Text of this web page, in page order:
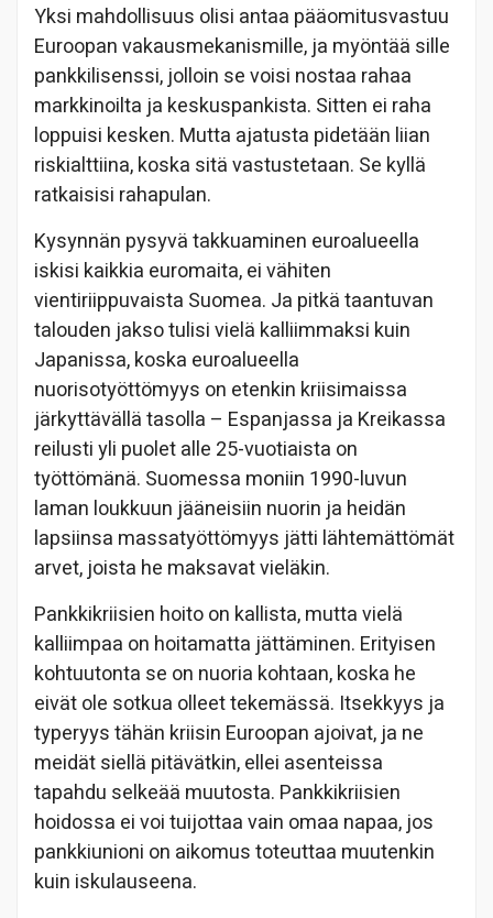
Yksi mahdollisuus olisi antaa pääomitusvastuu
Euroopan vakausmekanismille, ja myöntää sille
pankkilisenssi, jolloin se voisi nostaa rahaa
markkinoilta ja keskuspankista. Sitten ei raha
loppuisi kesken. Mutta ajatusta pidetään liian
riskialttiina, koska sitä vastustetaan. Se kyllä
ratkaisisi rahapulan.
Kysynnän pysyvä takkuaminen euroalueella
iskisi kaikkia euromaita, ei vähiten
vientiriippuvaista Suomea. Ja pitkä taantuvan
talouden jakso tulisi vielä kalliimmaksi kuin
Japanissa, koska euroalueella
nuorisotyöttömyys on etenkin kriisimaissa
järkyttävällä tasolla – Espanjassa ja Kreikassa
reilusti yli puolet alle 25-vuotiaista on
työttömänä. Suomessa moniin 1990-luvun
laman loukkuun jääneisiin nuorin ja heidän
lapsiinsa massatyöttömyys jätti lähtemättömät
arvet, joista he maksavat vieläkin.
Pankkikriisien hoito on kallista, mutta vielä
kalliimpaa on hoitamatta jättäminen. Erityisen
kohtuutonta se on nuoria kohtaan, koska he
eivät ole sotkua olleet tekemässä. Itsekkyys ja
typeryys tähän kriisin Euroopan ajoivat, ja ne
meidät siellä pitävätkin, ellei asenteissa
tapahdu selkeää muutosta. Pankkikriisien
hoidossa ei voi tuijottaa vain omaa napaa, jos
pankkiunioni on aikomus toteuttaa muutenkin
kuin iskulauseena.